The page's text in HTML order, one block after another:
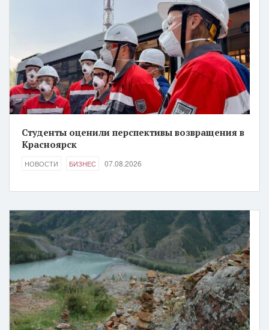
Студенты оценили перспективы возвращения в
Красноярск
НОВОСТИ БИЗНЕС 07.08.2026